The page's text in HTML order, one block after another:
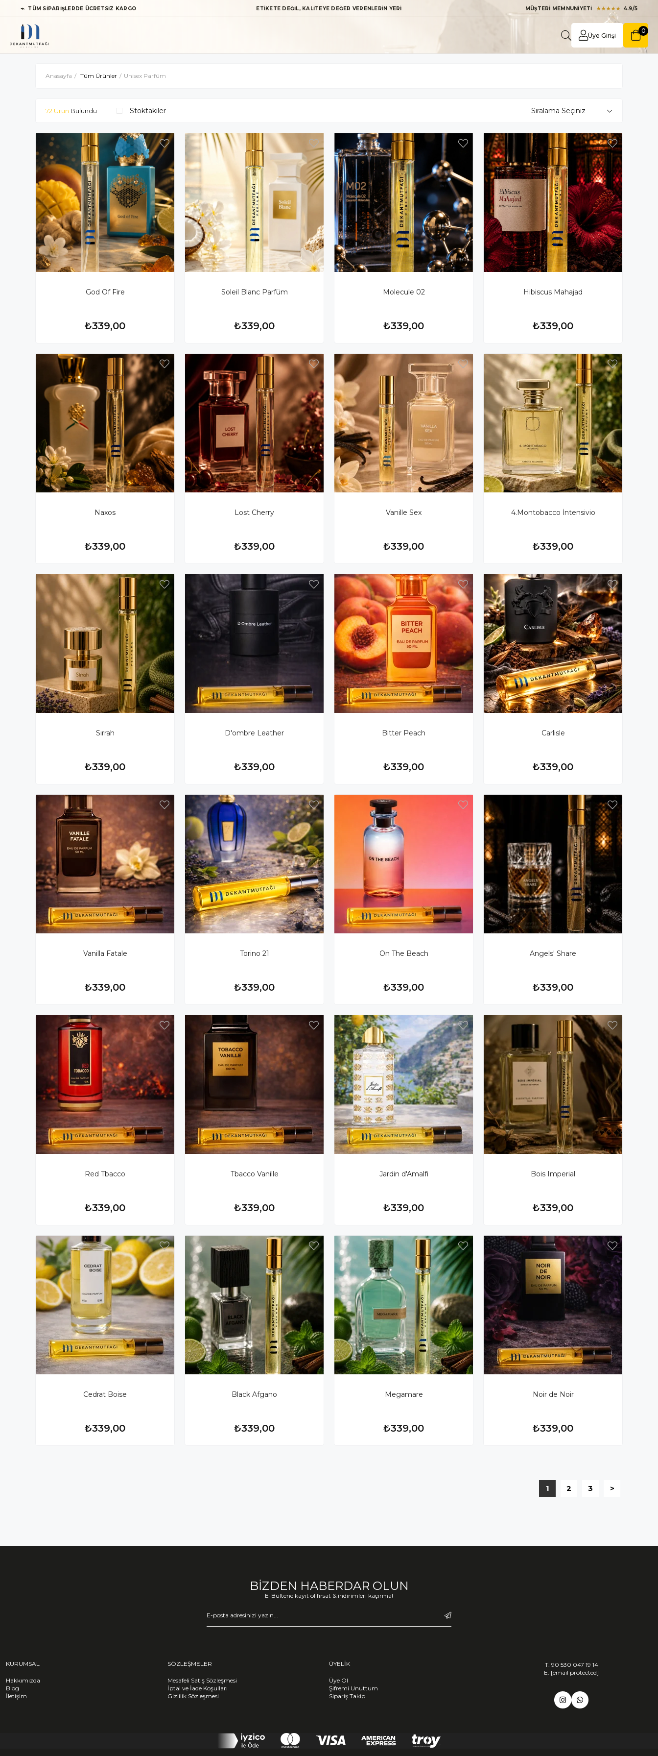
⌁ TÜM SİPARİŞLERDE ÜCRETSİZ KARGO ETİKETE DEĞİL, KALİTEYE DEĞER VERENLERİN YERİ MÜŞTERİ MEMNUNİYETİ ★★★★★ 4.9/5
Üye Girişi
0
Anasayfa Tüm Ürünler Unisex Parfüm
Stoktakiler
72 Ürün
God Of Fire
₺339,00
Soleil Blanc Parfüm
₺339,00
Molecule 02
₺339,00
Hibiscus Mahajad
₺339,00
Naxos
₺339,00
Lost Cherry
₺339,00
Vanille Sex
₺339,00
4.Montobacco İntensivio
₺339,00
Sırrah
₺339,00
D'ombre Leather
₺339,00
Bitter Peach
₺339,00
Carlisle
₺339,00
Vanilla Fatale
₺339,00
Torino 21
₺339,00
On The Beach
₺339,00
Angels' Share
₺339,00
Red Tbacco
₺339,00
Tbacco Vanille
₺339,00
Jardin d'Amalfi
₺339,00
Bois Imperial
₺339,00
Cedrat Boise
₺339,00
Black Afgano
₺339,00
Megamare
₺339,00
Noir de Noir
₺339,00
1 2 3 >
BİZDEN HABERDAR OLUN
E-Bültene kayıt ol fırsat & indirimleri kaçırma!
KURUMSAL
Hakkımızda
Blog
İletişim
SÖZLEŞMELER
Mesafeli Satış Sözleşmesi
İptal ve İade Koşulları
Gizlilik Sözleşmesi
ÜYELİK
Üye Ol
Şifremi Unuttum
Sipariş Takip
T. 90 530 047 19 14
E. [email protected]